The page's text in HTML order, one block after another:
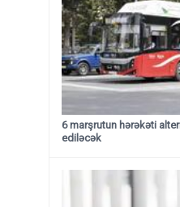
6 marşrutun hərəkəti
ediləcək